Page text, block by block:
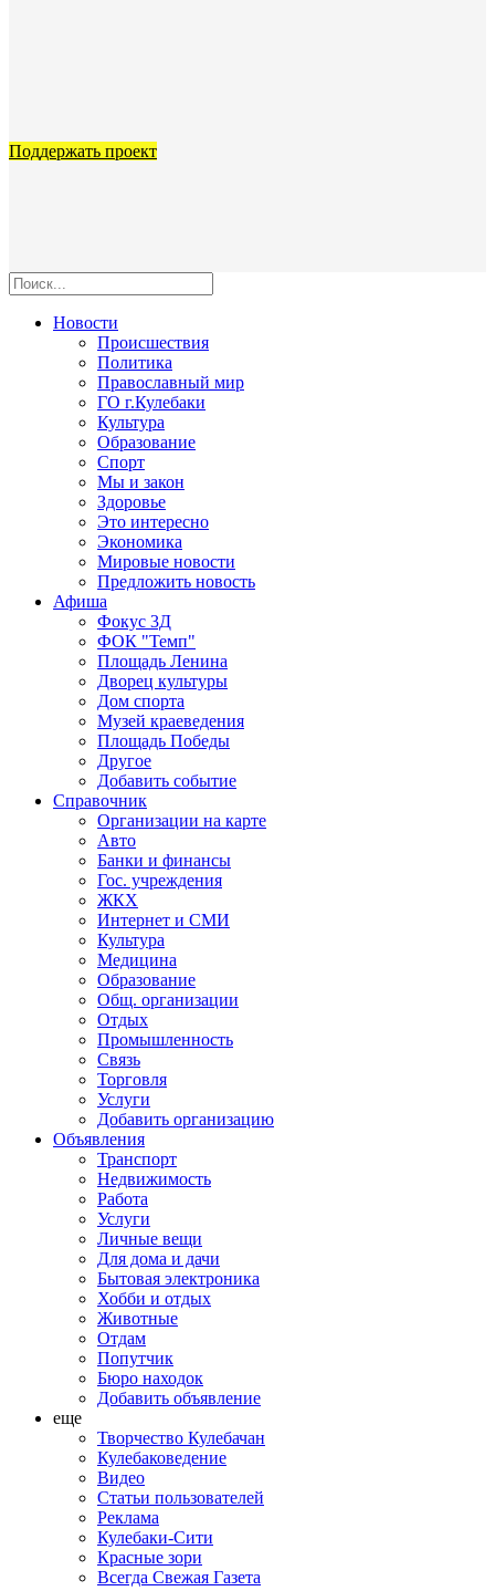
Поддержать проект
Новости
Происшествия
Политика
Православный мир
ГО г.Кулебаки
Культура
Образование
Спорт
Мы и закон
Здоровье
Это интересно
Экономика
Мировые новости
Предложить новость
Афиша
Фокус 3Д
ФОК "Темп"
Площадь Ленина
Дворец культуры
Дом спорта
Музей краеведения
Площадь Победы
Другое
Добавить событие
Справочник
Организации на карте
Авто
Банки и финансы
Гос. учреждения
ЖКХ
Интернет и СМИ
Культура
Медицина
Образование
Общ. организации
Отдых
Промышленность
Связь
Торговля
Услуги
Добавить организацию
Объявления
Транспорт
Недвижимость
Работа
Услуги
Личные вещи
Для дома и дачи
Бытовая электроника
Хобби и отдых
Животные
Отдам
Попутчик
Бюро находок
Добавить объявление
еще
Творчество Кулебачан
Кулебаковедение
Видео
Статьи пользователей
Реклама
Кулебаки-Сити
Красные зори
Всегда Свежая Газета